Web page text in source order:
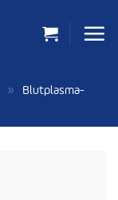
»
Blutplasma-